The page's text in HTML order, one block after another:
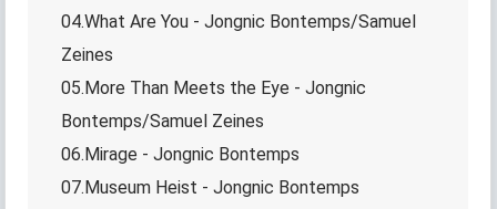
04.What Are You - Jongnic Bontemps/Samuel
Zeines
05.More Than Meets the Eye - Jongnic
Bontemps/Samuel Zeines
06.Mirage - Jongnic Bontemps
07.Museum Heist - Jongnic Bontemps